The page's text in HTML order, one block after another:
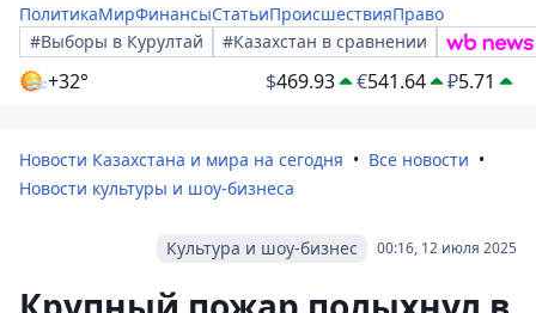
ПолитикаМирФинансыСтатьиПроисшествияПраво
#Выборы в Курултай
#Казахстан в сравнении
+32° $469.93 €541.64 ₽5.71
Новости Казахстана и мира на сегодня
Все новости
Новости культуры и шоу-бизнеса
00:16, 12 июля 2025
Культура и шоу-бизнес